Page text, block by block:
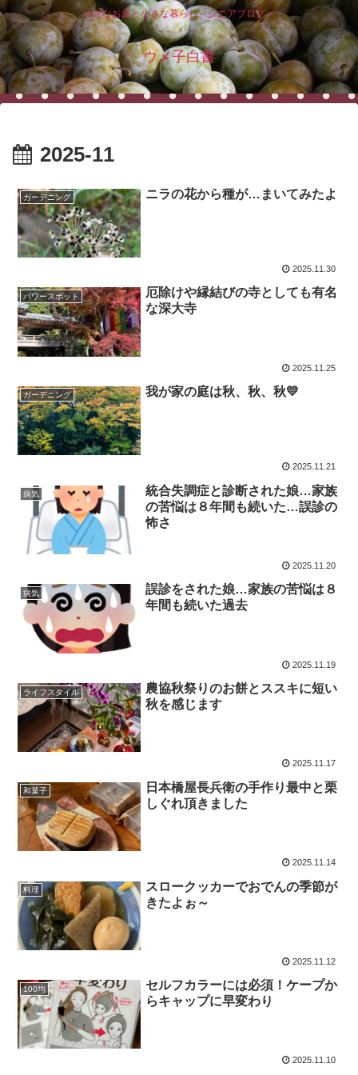
小さなお庭と小さな暮らし～シニアブログ～
ウメ子白書
2025-11
ガーデニング ニラの花から種が…まいてみたよ
2025.11.30
パワースポット
厄除けや縁結びの寺としても有名
な深大寺
2025.11.25
ガーデニング 我が家の庭は秋、秋、秋💛
2025.11.21
病気
統合失調症と診断された娘…家族
の苦悩は８年間も続いた…誤診の
怖さ
2025.11.20
病気
誤診をされた娘…家族の苦悩は８
年間も続いた過去
2025.11.19
ライフスタイル
農協秋祭りのお餅とススキに短い
秋を感じます
2025.11.17
和菓子
日本橋屋長兵衛の手作り最中と栗
しぐれ頂きました
2025.11.14
料理
スロークッカーでおでんの季節が
きたよぉ～
2025.11.12
100均
セルフカラーには必須！ケープか
らキャップに早変わり
2025.11.10